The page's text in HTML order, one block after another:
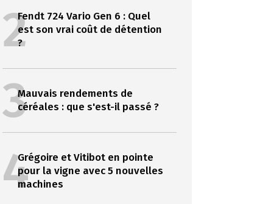
2Fendt 724 Vario Gen 6 : Quel
est son vrai coût de détention
?
3Mauvais rendements de
céréales : que s'est-il passé ?
4Grégoire et Vitibot en pointe
pour la vigne avec 5 nouvelles
machines